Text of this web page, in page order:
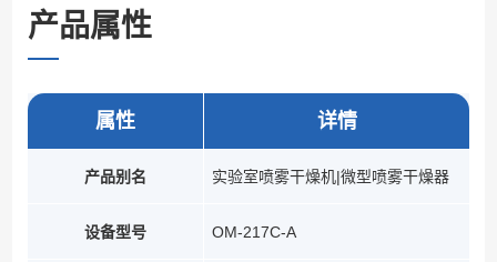
产品属性
属性
产品别名
设备型号
详情
实验室喷雾干燥机|微型喷雾干燥器
OM-217C-A